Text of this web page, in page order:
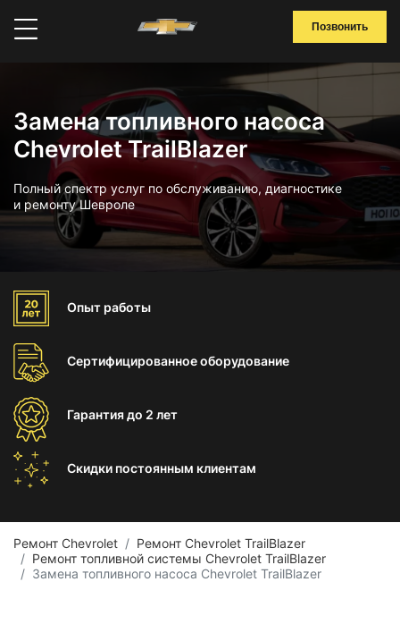
Позвонить
Замена топливного насоса
Chevrolet TrailBlazer
Полный спектр услуг по обслуживанию, диагностике
и ремонту Шевроле
Опыт работы
Сертифицированноеоборудование
Гарантиядо 2 лет
Скидки постоянным клиентам
Ремонт Chevrolet
Ремонт Chevrolet TrailBlazer
Ремонт топливной системы Chevrolet TrailBlazer
Замена топливного насоса Chevrolet TrailBlazer